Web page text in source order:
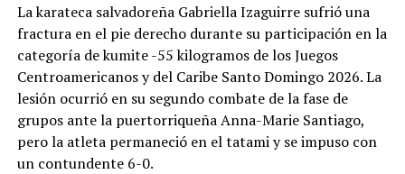
La karateca salvadoreña Gabriella Izaguirre sufrió una
fractura en el pie derecho durante su participación en la
categoría de kumite -55 kilogramos de los Juegos
Centroamericanos y del Caribe Santo Domingo 2026. La
lesión ocurrió en su segundo combate de la fase de
grupos ante la puertorriqueña Anna-Marie Santiago,
pero la atleta permaneció en el tatami y se impuso con
un contundente 6-0.